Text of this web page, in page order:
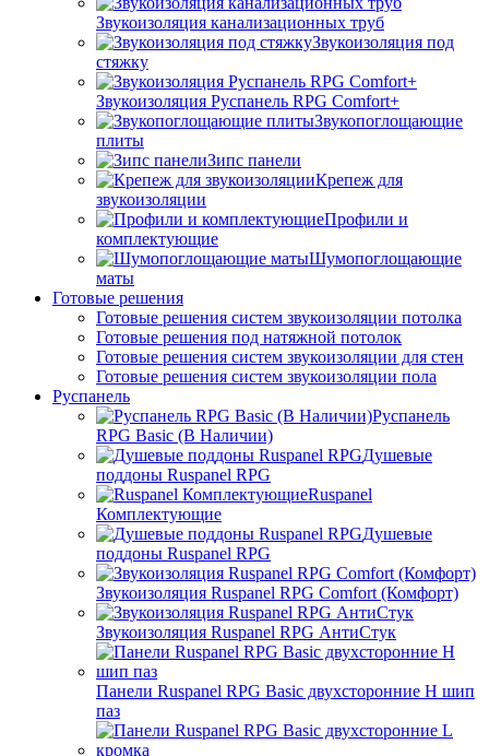
Звукоизоляция канализационных труб
Звукоизоляция под
стяжку
Звукоизоляция Руспанель RPG Comfort+
Звукопоглощающие
плиты
Зипс панели
Крепеж для
звукоизоляции
Профили и
комплектующие
Шумопоглощающие
маты
Готовые решения
Готовые решения систем звукоизоляции потолка
Готовые решения под натяжной потолок
Готовые решения систем звукоизоляции для стен
Готовые решения систем звукоизоляции пола
Руспанель
Руспанель
RPG Basic (В Наличии)
Душевые
поддоны Ruspanel RPG
Ruspanel
Комплектующие
Душевые
поддоны Ruspanel RPG
Звукоизоляция Ruspanel RPG Comfort (Комфорт)
Звукоизоляция Ruspanel RPG АнтиСтук
Панели Ruspanel RPG Basic двухсторонние H шип
паз